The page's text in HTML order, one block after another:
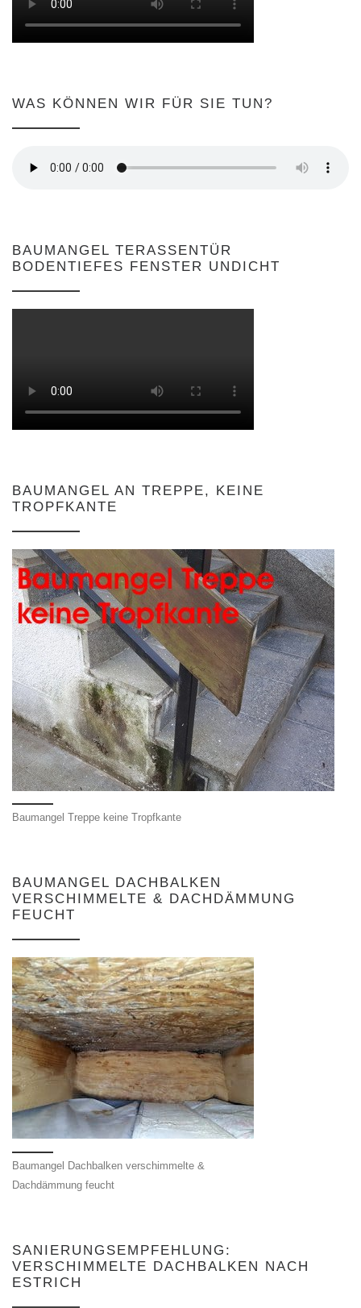
WAS KÖNNEN WIR FÜR SIE TUN?
BAUMANGEL TERASSENTÜR
BODENTIEFES FENSTER UNDICHT
BAUMANGEL AN TREPPE, KEINE
TROPFKANTE
Baumangel Treppe keine Tropfkante
BAUMANGEL DACHBALKEN
VERSCHIMMELTE & DACHDÄMMUNG
FEUCHT
Baumangel Dachbalken verschimmelte &
Dachdämmung feucht
SANIERUNGSEMPFEHLUNG:
VERSCHIMMELTE DACHBALKEN NACH
ESTRICH